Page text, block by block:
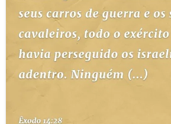
ESBOÇOS DE PREGAÇÃO
TEMAS
PERGUNTE À BÍBLIA IA